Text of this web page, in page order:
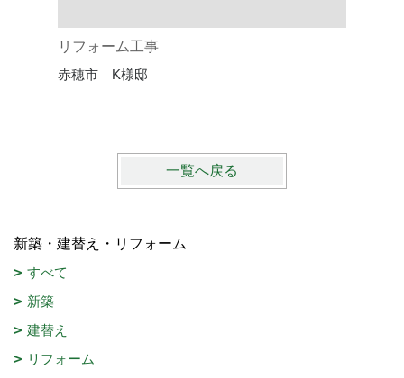
リフォーム工事
赤穂市 K様邸
一覧へ戻る
新築・建替え・リフォーム
すべて
新築
建替え
リフォーム